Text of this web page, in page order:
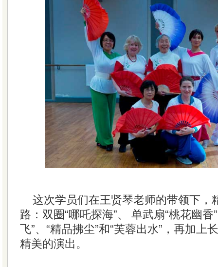
这次学员们在王贤琴老师的带领下，
路：双圈“哪吒探海”、 单武扇“桃花幽香
飞”、“精品拂尘”和“芙蓉出水”，再加上
精美的演出。